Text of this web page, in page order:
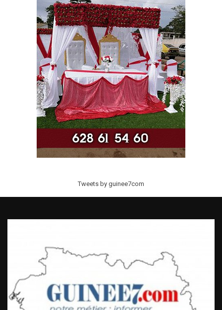
Tweets by guinee7com